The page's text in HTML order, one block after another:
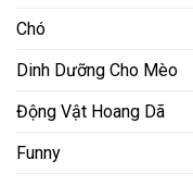
Chó
Dinh Dưỡng Cho Mèo
Động Vật Hoang Dã
Funny